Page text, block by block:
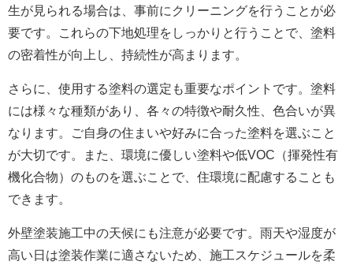
生が見られる場合は、事前にクリーニングを行うことが必
要です。これらの下地処理をしっかりと行うことで、塗料
の密着性が向上し、持続性が高まります。
さらに、使用する塗料の選定も重要なポイントです。塗料
には様々な種類があり、各々の特徴や耐久性、色合いが異
なります。ご自身の住まいや好みに合った塗料を選ぶこと
が大切です。また、環境に優しい塗料や低VOC（揮発性有
機化合物）のものを選ぶことで、住環境に配慮することも
できます。
外壁塗装施工中の天候にも注意が必要です。雨天や湿度が
高い日は塗装作業に適さないため、施工スケジュールを柔